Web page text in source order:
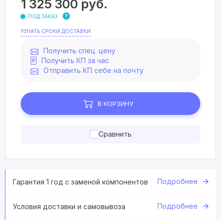
1 325 300 руб.
ПОД ЗАКАЗ
УЗНАТЬ СРОКИ ДОСТАВКИ
Получить спец. цену
Получить КП за час
Отправить КП себе на почту
В КОРЗИНУ
Сравнить
Гарантия 1 год с заменой компонентов Подробнее
Условия доставки и самовывоза Подробнее